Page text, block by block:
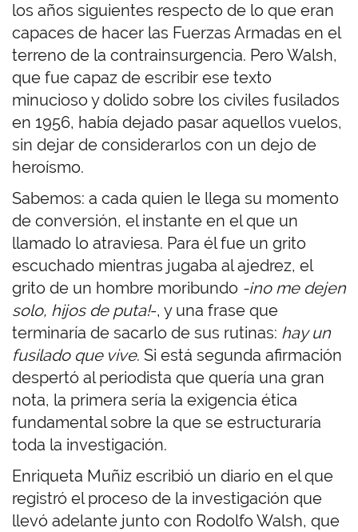
los años siguientes respecto de lo que eran
capaces de hacer las Fuerzas Armadas en el
terreno de la contrainsurgencia. Pero Walsh,
que fue capaz de escribir ese texto
minucioso y dolido sobre los civiles fusilados
en 1956, había dejado pasar aquellos vuelos,
sin dejar de considerarlos con un dejo de
heroísmo.
Sabemos: a cada quien le llega su momento
de conversión, el instante en el que un
llamado lo atraviesa. Para él fue un grito
escuchado mientras jugaba al ajedrez, el
grito de un hombre moribundo -¡no me dejen
solo, hijos de puta!-, y una frase que
terminaría de sacarlo de sus rutinas: hay un
fusilado que vive. Si está segunda afirmación
despertó al periodista que quería una gran
nota, la primera sería la exigencia ética
fundamental sobre la que se estructuraría
toda la investigación.
Enriqueta Muñiz escribió un diario en el que
registró el proceso de la investigación que
llevó adelante junto con Rodolfo Walsh, que